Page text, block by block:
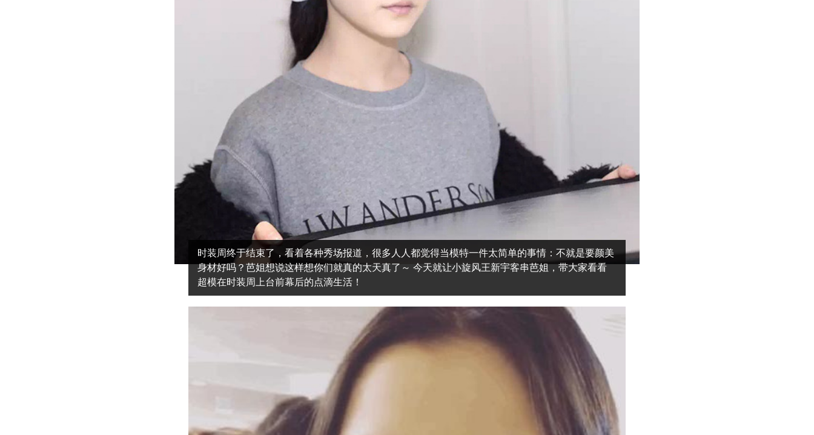
时装周终于结束了，看着各种秀场报道，很多人人都觉得当模特一件太简单的事情：不就是要颜美
身材好吗？芭姐想说这样想你们就真的太天真了～ 今天就让小旋风王新宇客串芭姐，带大家看看
超模在时装周上台前幕后的点滴生活！